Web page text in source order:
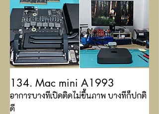
134. Mac mini A1993
อาการบางทีเปิดติดไม่ขึ้นภาพ บางทีก็ปกติ
ดี